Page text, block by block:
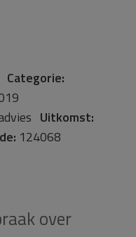
Categorie:
Uitkomst:
124068
over